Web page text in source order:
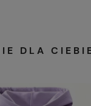
DLA